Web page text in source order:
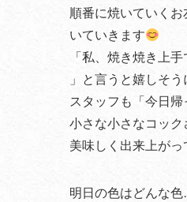
順番に焼いていくお
いていきます
「私、焼き焼き上手
」と言うと嬉しそ
スタッフも「今日
小さな小さなコック
美味しく出来上が
明日の色はどんな